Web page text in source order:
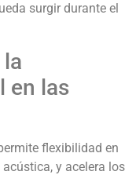
surgir durante el
en las
flexibilidad en
y acelera los